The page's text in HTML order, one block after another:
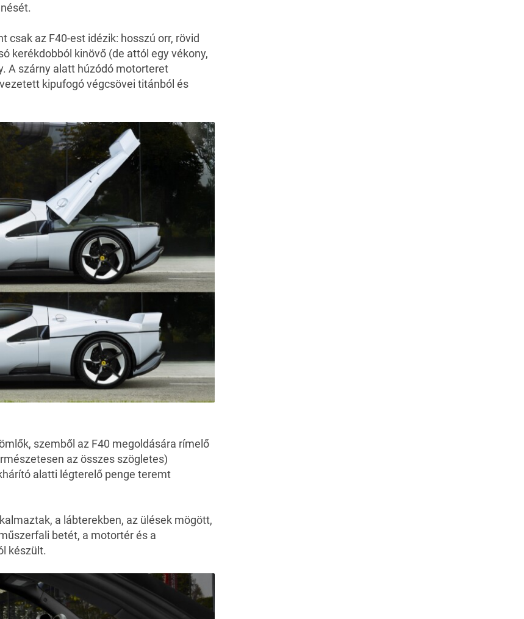
az F40-est idézik: hosszú orr, rövid
kerékdobból kinövő (de attól egy vékony,
A szárny alatt húzódó motorteret
kipufogó végcsövei titánból és
szemből az F40 megoldására rímelő
az összes szögletes)
alatti légterelő penge teremt
a lábterekben, az ülések mögött,
betét, a motortér és a
készült.